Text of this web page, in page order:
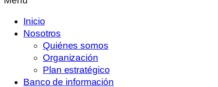
Inicio
Nosotros
Quiénes somos
Organización
Plan estratégico
Banco de información